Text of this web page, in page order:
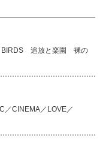
追放と楽園 裸の
CINEMA／LOVE／